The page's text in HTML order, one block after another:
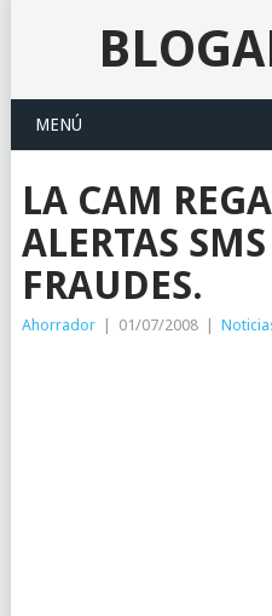
MENÚ
LA CAM
ALERTAS
FRAUDES.
Ahorrador 01/07/2008